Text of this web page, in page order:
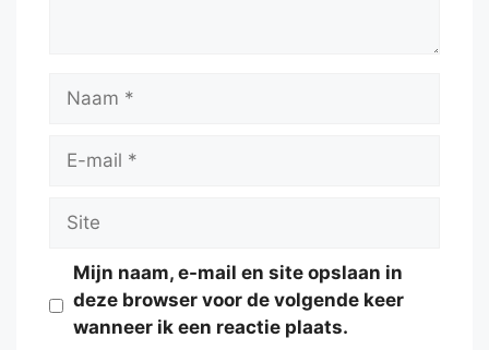
Naam
Site
Mijn naam, e-mail en site opslaan in
deze browser voor de volgende keer
wanneer ik een reactie plaats.